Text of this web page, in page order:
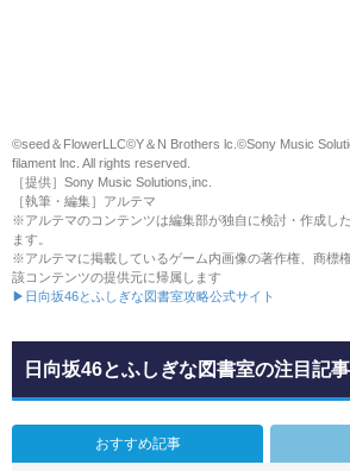
©seed＆FlowerLLC©️Y＆N Brothers lc.©️Sony Music
filament lnc. All rights reserved.
［提供］Sony Music Solutions,inc.
［執筆・編集］アルテマ
※アルテマのコンテンツは編集部が独自に検討・作成し
ます。
※アルテマに掲載しているゲーム内画像の著作権、商標
該コンテンツの提供元に帰属します
▶日向坂46とふしぎな図書室攻略公式サイト
日向坂46とふしぎな図書室の注目記事
おすすめ記事